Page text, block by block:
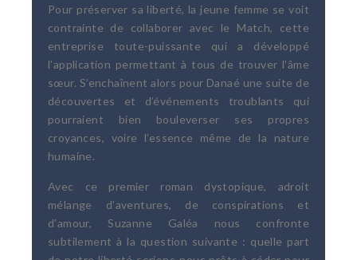
Pour préserver sa liberté, la jeune femme se voit
contrainte de collaborer avec le Match, cette
entreprise toute-puissante qui a développé
l’application permettant à tous de trouver l'âme
sœur. S’enchaînent alors pour Danaé une suite de
découvertes et d’événements troublants qui
pourraient bien bouleverser ses propres
croyances, voire l’essence même de la nature
humaine.
Avec ce premier roman dystopique, adroit
mélange d’aventures, de conspirations et
d’amour, Suzanne Galéa nous confronte
subtilement à la question suivante : quelle part